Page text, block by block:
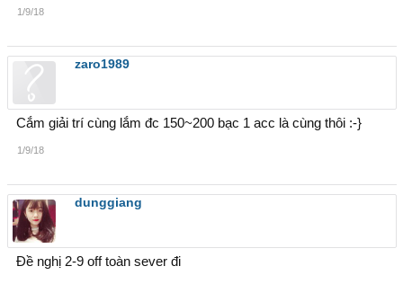
1/9/18
zaro1989
Cắm giải trí cùng lắm đc 150~200 bạc 1 acc là cùng thôi :-}
1/9/18
dunggiang
Đề nghị 2-9 off toàn sever đi